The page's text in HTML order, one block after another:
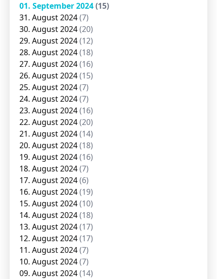
01. September 2024(15)
31. August 2024(7)
30. August 2024(20)
29. August 2024(12)
28. August 2024(18)
27. August 2024(16)
26. August 2024(15)
25. August 2024(7)
24. August 2024(7)
23. August 2024(16)
22. August 2024(20)
21. August 2024(14)
20. August 2024(18)
19. August 2024(16)
18. August 2024(7)
17. August 2024(6)
16. August 2024(19)
15. August 2024(10)
14. August 2024(18)
13. August 2024(17)
12. August 2024(17)
11. August 2024(7)
10. August 2024(7)
09. August 2024(14)